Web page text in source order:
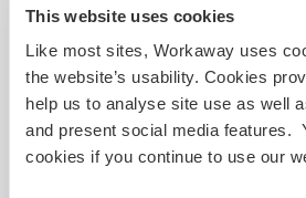
This website uses cookies
Like most sites, Workaway uses
the website’s usability. Cookies
help us to analyse site use as well
and present social media features.
cookies if you continue to use our
Un poco más de
Acceso a Internet